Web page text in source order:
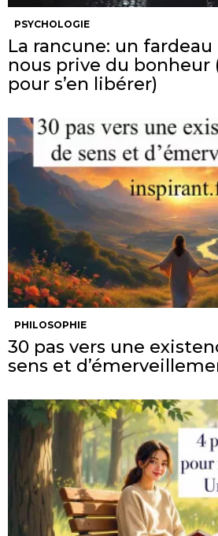
PSYCHOLOGIE
La rancune: un
nous prive du bonheur
pour s’en libérer)
PHILOSOPHIE
30 pas vers une
sens et